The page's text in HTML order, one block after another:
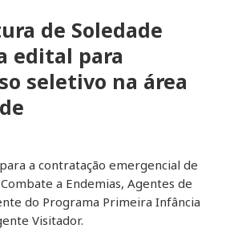
de Soledade
edital para
seletivo na área
a contratação emergencial de
a Endemias, Agentes de
do Programa Primeira Infância
Visitador.